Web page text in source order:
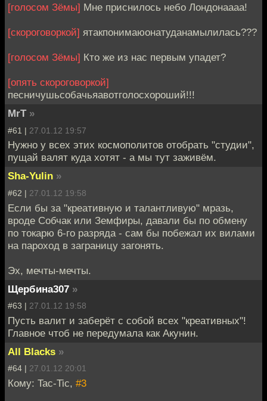
[голосом Зёмы] Мне приснилось небо Лондонаааа!
[скороговоркой] ятакпонимаюонатуданамылилась???
[голосом Зёмы] Кто же из нас первым упадет?
[опять скороговоркой]
песничушьсобачьяавотголосхороший!!!
MrT »
#61 | 27.01.12 19:57
Нужно у всех этих космополитов отобрать "студии",
пущай валят куда хотят - а мы тут заживём.
Sha-Yulin »
#62 | 27.01.12 19:58
Если бы за "креативную и талантливую" мразь,
вроде Собчак или Земфиры, давали бы по обмену
по токарю 6-го разряда - сам бы побежал их вилами
на пароход в заграницу загонять.
Эх, мечты-мечты.
Щербина307 »
#63 | 27.01.12 19:58
Пусть валит и заберёт с собой всех "креативных"!
Главное чтоб не передумала как Акунин.
All Blacks »
#64 | 27.01.12 20:01
Кому: Tac-Tic, #3